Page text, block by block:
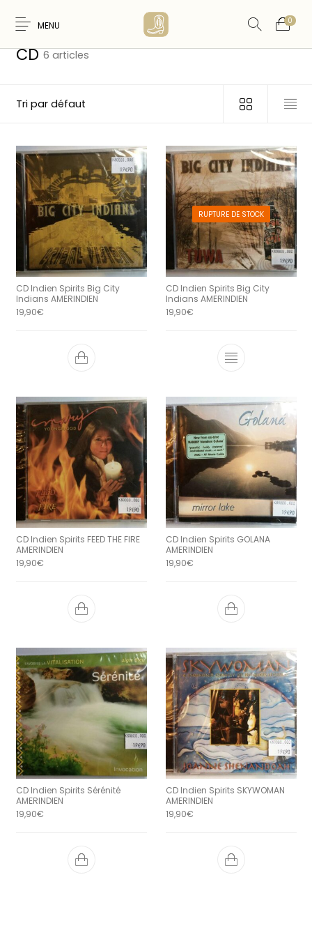
MENU 0
Nouveaux
Produits
FEMME HOMME
WESTERN &
COUNTRY
ARTISANAT
AMERINDIEN
ACCESSOIRES CEINTURES CARTES CADEAUX
Accueil / ACCESSOIRES
CD6 articles
CD Indien Spirits Big City
Indians AMERINDIEN
19,90€
RUPTURE DE STOCK
CD Indien Spirits Big City
Indians AMERINDIEN
19,90€
CD Indien Spirits FEED THE FIRE
AMERINDIEN
19,90€
CD Indien Spirits GOLANA
AMERINDIEN
19,90€
CD Indien Spirits Sérénité
AMERINDIEN
19,90€
CD Indien Spirits SKYWOMAN
AMERINDIEN
19,90€